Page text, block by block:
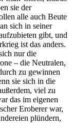
sie der
alle auch Beute
sich in seiner
gibt, und
ist das anders.
nur die
– die Neutralen,
zu gewinnen
sie sich in die
viel zu
das im eigenen
Eroberer war,
plündern,